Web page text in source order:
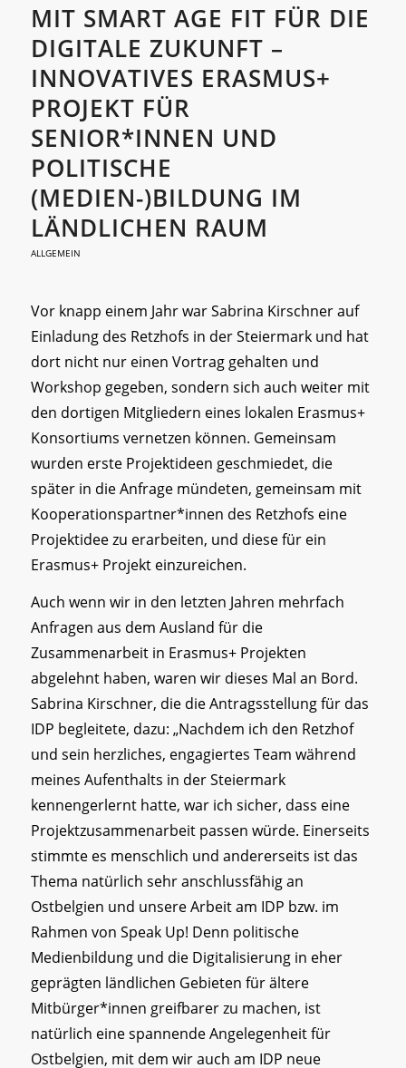
MIT SMART AGE FIT FÜR DIE
DIGITALE ZUKUNFT –
INNOVATIVES ERASMUS+
PROJEKT FÜR
SENIOR*INNEN UND
POLITISCHE
(MEDIEN-)BILDUNG IM
LÄNDLICHEN RAUM
ALLGEMEIN
Vor knapp einem Jahr war Sabrina Kirschner auf
Einladung des Retzhofs in der Steiermark und hat
dort nicht nur einen Vortrag gehalten und
Workshop gegeben, sondern sich auch weiter mit
den dortigen Mitgliedern eines lokalen Erasmus+
Konsortiums vernetzen können. Gemeinsam
wurden erste Projektideen geschmiedet, die
später in die Anfrage mündeten, gemeinsam mit
Kooperationspartner*innen des Retzhofs eine
Projektidee zu erarbeiten, und diese für ein
Erasmus+ Projekt einzureichen.
Auch wenn wir in den letzten Jahren mehrfach
Anfragen aus dem Ausland für die
Zusammenarbeit in Erasmus+ Projekten
abgelehnt haben, waren wir dieses Mal an Bord.
Sabrina Kirschner, die die Antragsstellung für das
IDP begleitete, dazu: „Nachdem ich den Retzhof
und sein herzliches, engagiertes Team während
meines Aufenthalts in der Steiermark
kennengerlernt hatte, war ich sicher, dass eine
Projektzusammenarbeit passen würde. Einerseits
stimmte es menschlich und andererseits ist das
Thema natürlich sehr anschlussfähig an
Ostbelgien und unsere Arbeit am IDP bzw. im
Rahmen von Speak Up! Denn politische
Medienbildung und die Digitalisierung in eher
geprägten ländlichen Gebieten für ältere
Mitbürger*innen greifbarer zu machen, ist
natürlich eine spannende Angelegenheit für
Ostbelgien, mit dem wir auch am IDP neue